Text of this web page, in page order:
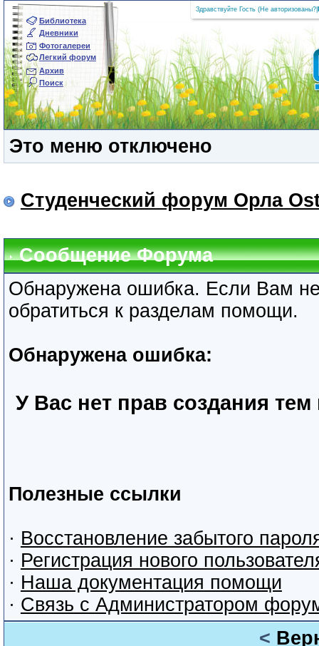
Библиотека
Дневники
Фотогалереи
Легкий форум
Архив
Поиск
Здравствуйте Гость (Не авторизованы?
Это меню отключено
Студенческий форум Орла
Сообщение Форума
Обнаружена ошибка. Если Вам
обратиться к разделам помощи.
Обнаружена ошибка:
У Вас нет прав создания
Полезные ссылки
· Восстановление забытого
· Регистрация нового
· Наша документация помощи
· Связь с Администратором
<